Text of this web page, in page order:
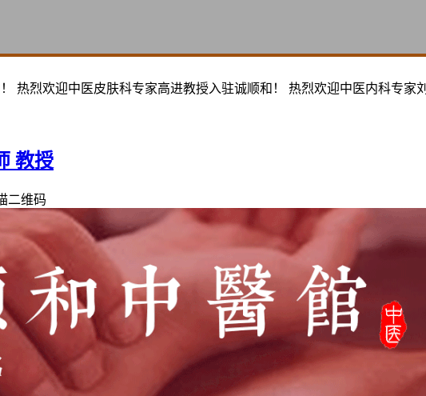
热烈欢迎中医皮肤科专家高进教授入驻诚顺和！ 热烈欢迎中医内科专家
教授
二维码